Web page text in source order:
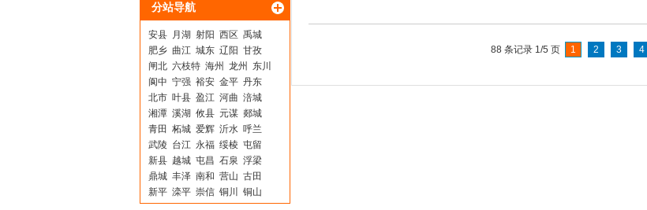
分站导航
安县 月湖 射阳 西区 禹城
肥乡 曲江 城东 辽阳 甘孜
闸北 六枝特 海州 龙州
东川
阆中 宁强 裕安 金平 丹东
北市 叶县 盈江 河曲 涪城
湘潭 溪湖 攸县 元谋 郯城
青田 柘城 爱辉 沂水 呼兰
武陵 台江 永福 绥棱 屯留
新县 越城 屯昌 石泉 浮梁
鼎城 丰泽 南和 营山 古田
新平 滦平 崇信 铜川
铜山
88 条记录 1/5 页 1 2 3 4